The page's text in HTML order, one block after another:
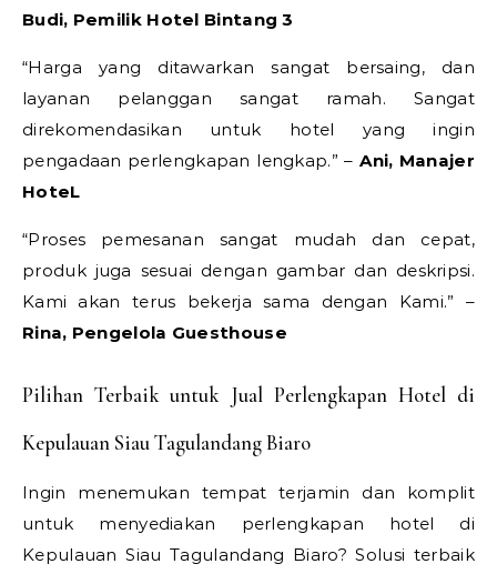
Budi, Pemilik Hotel Bintang 3
“Harga yang ditawarkan sangat bersaing, dan
layanan pelanggan sangat ramah. Sangat
direkomendasikan untuk hotel yang ingin
pengadaan perlengkapan lengkap.” –Ani, Manajer
HoteL
“Proses pemesanan sangat mudah dan cepat,
produk juga sesuai dengan gambar dan deskripsi.
Kami akan terus bekerja sama dengan Kami.” –
Rina, Pengelola Guesthouse
Pilihan Terbaik untuk Jual Perlengkapan Hotel di
Kepulauan Siau Tagulandang Biaro
Ingin menemukan tempat terjamin dan komplit
untuk menyediakan perlengkapan hotel di
Kepulauan Siau Tagulandang Biaro? Solusi terbaik